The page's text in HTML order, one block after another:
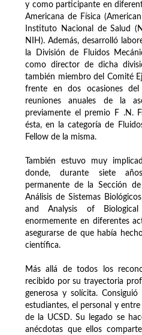
y como participante en
Americana de Física
Instituto Nacional de Salud
NIH). Además, desarrolló
la División de Fluidos
como director de dicha
también miembro del Comité
frente en dos ocasiones
reuniones anuales de la
previamente el premio F .N.
ésta, en la categoría de
Fellow de la misma.
También estuvo muy
donde, durante siete
permanente de la Sección
Análisis de Sistemas
and Analysis of
enormemente en diferentes
asegurarse de que había
científica.
Más allá de todos los
recibido por su trayectoria
generosa y solícita.
estudiantes, el personal y
de la UCSD. Su legado se
anécdotas que ellos